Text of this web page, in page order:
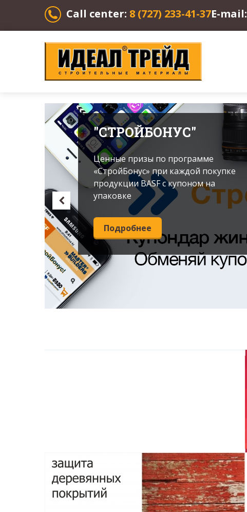
Call center: 8 (727) 233-41-37E-mail:
"СТРОЙБОНУС"
Ценные призы по программе
«СтройБонус» при каждой покупке
продукции BASF с купоном на
упаковке
Подробнее
Подробнее